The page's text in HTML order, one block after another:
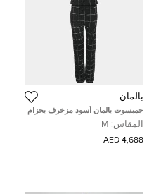
بالمان
جمبسوت بالمان أسود مزخرف بحزام
سلسلة مقاس وسط (ميديم)
المقاس: M
4,688 AED